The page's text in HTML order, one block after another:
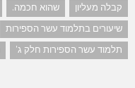
קבלה מעליון
שהוא חכמה.
שיעורים בתלמוד עשר הספירות
תלמוד עשר הספירות חלק ג'